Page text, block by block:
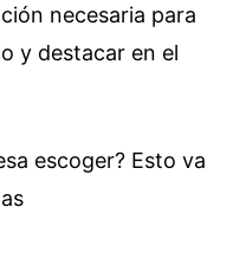
necesaria para
y destacar en el